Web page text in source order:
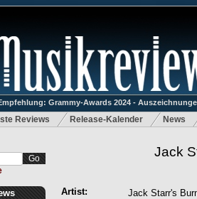
Grammy-Awards 2024 -
Reviews Release-Kalender News
Jack
Artist:
Jack Starr's